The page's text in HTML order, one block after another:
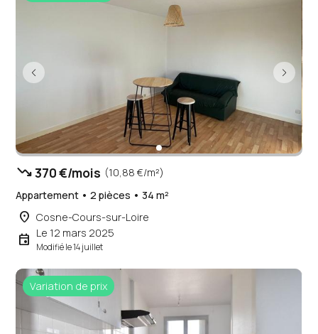
trending_down370 €/mois (10,88 €/m²)
Appartement • 2 pièces • 34 m²
place Cosne-Cours-sur-Loire
event Le 12 mars 2025
Modifié le 14 juillet
Variation de prix